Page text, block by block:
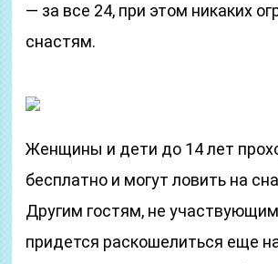
— за все 24, при этом никаких
снастям.
Женщины и дети до 14 лет
бесплатно и могут ловить на
Другим гостям, не
придется раскошелиться еще